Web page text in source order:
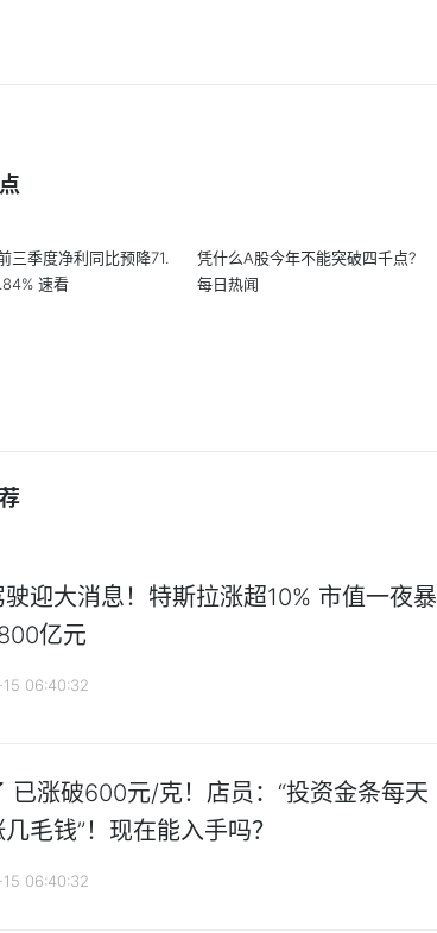
三季度净利同比预降71.
速看
凭什么A股今年不能突破四千点?
每日热闻
驶迎大消息！特斯拉涨超10% 市值一夜暴
亿元
06:40:32
已涨破600元/克！店员：“投资金条每天
毛钱”！现在能入手吗？
06:40:32